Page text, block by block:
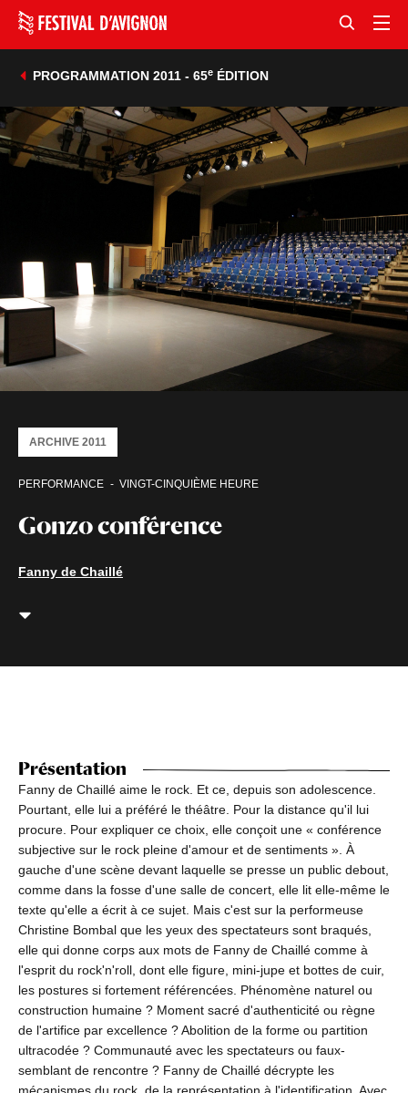
PROGRAMMATION 2011 - 65eÉDITION
Gonzo conférence
PERFORMANCE VINGT-CINQUIÈME HEURE
ARCHIVE 2011
Fanny de Chaillé
Présentation
Fanny de Chaillé aime le rock. Et ce, depuis son adolescence.
Pourtant, elle lui a préféré le théâtre. Pour la distance qu'il lui
procure. Pour expliquer ce choix, elle conçoit une « conférence
subjective sur le rock pleine d'amour et de sentiments ». À
gauche d'une scène devant laquelle se presse un public debout,
comme dans la fosse d'une salle de concert, elle lit elle-même le
texte qu'elle a écrit à ce sujet. Mais c'est sur la performeuse
Christine Bombal que les yeux des spectateurs sont braqués,
elle qui donne corps aux mots de Fanny de Chaillé comme à
l'esprit du rock'n'roll, dont elle figure, mini-jupe et bottes de cuir,
les postures si fortement référencées. Phénomène naturel ou
construction humaine ? Moment sacré d'authenticité ou règne
de l'artifice par excellence ? Abolition de la forme ou partition
ultracodée ? Communauté avec les spectateurs ou faux-
semblant de rencontre ? Fanny de Chaillé décrypte les